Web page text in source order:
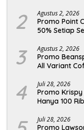
2 Agustus 2, 2026
Promo Point
50% Setiap
3 Agustus 2, 2026
Promo
All Variant
4 Juli 28, 2026
Promo Krispy
Hanya 100
Juli 28, 2026
Promo